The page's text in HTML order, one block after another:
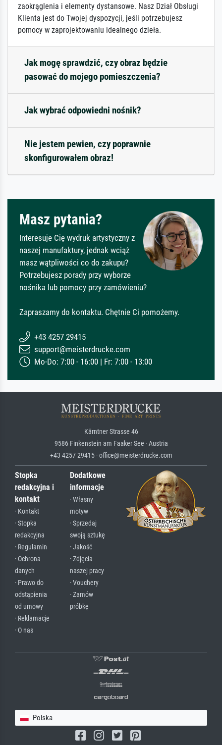
zaokrąglenia i elementy dystansowe. Nasz Dział Obsługi
Klienta jest do Twojej dyspozycji, jeśli potrzebujesz
pomocy w zaprojektowaniu idealnego dzieła.
Jak mogę sprawdzić, czy obraz będzie
pasować do mojego pomieszczenia?
Jak wybrać odpowiedni nośnik?
Nie jestem pewien, czy poprawnie
skonfigurowałem obraz!
Masz pytania?
Interesuje Cię wydruk artystyczny z
naszej manufaktury, jednak wciąż
masz wątpliwości co do zakupu?
Potrzebujesz porady przy wyborze
nośnika lub pomocy przy zamówieniu?
Zapraszamy do kontaktu. Chętnie Ci pomożemy.
+43 4257 29415
support@meisterdrucke.com
Mo-Do: 7:00 - 16:00 | Fr: 7:00 - 13:00
Kärntner Strasse 46
9586 Finkenstein am Faaker See · Austria
+43 4257 29415 · office@meisterdrucke.com
Stopka
redakcyjna i
kontakt
· Kontakt
· Stopka
redakcyjna
· Regulamin
· Ochrona
danych
· Prawo do
odstąpienia
od umowy
· Reklamacje
· O nas
Dodatkowe
informacje
· Własny
motyw
· Sprzedaj
swoją sztukę
· Jakość
· Zdjęcia
naszej pracy
· Vouchery
· Zamów
próbkę
Polska